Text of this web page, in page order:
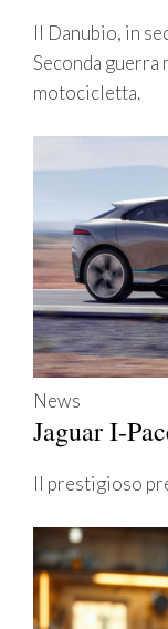
Il Danubio, in
Seconda guerra
motocicletta.
News
Jaguar I-
Il prestigioso